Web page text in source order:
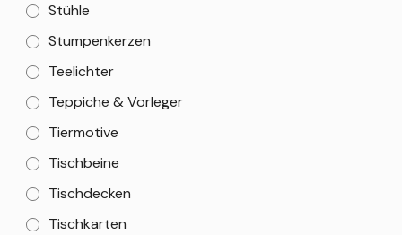
Stühle
Stumpenkerzen
Teelichter
Teppiche & Vorleger
Tiermotive
Tischbeine
Tischdecken
Tischkarten